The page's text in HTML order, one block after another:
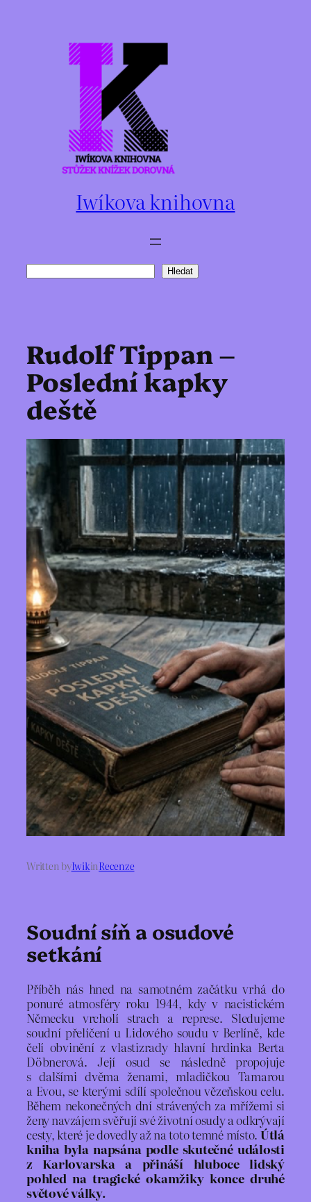
Iwíkova knihovna
Hledat
Rudolf Tippan –
Poslední kapky
deště
Written byIwikinRecenze
Soudní síň a osudové
setkání
Příběh nás hned na samotném začátku vrhá do
ponuré atmosféry roku 1944, kdy v nacistickém
Německu vrcholí strach a represe. Sledujeme
soudní přelíčení u Lidového soudu v Berlíně, kde
čelí obvinění z vlastizrady hlavní hrdinka Berta
Döbnerová. Její osud se následně propojuje
s dalšími dvěma ženami, mladičkou Tamarou
a Evou, se kterými sdílí společnou vězeňskou celu.
Během nekonečných dní strávených za mřížemi si
ženy navzájem svěřují své životní osudy a odkrývají
cesty, které je dovedly až na toto temné místo. Útlá
kniha byla napsána podle skutečné události
z Karlovarska a přináší hluboce lidský
pohled na tragické okamžiky konce druhé
světové války.